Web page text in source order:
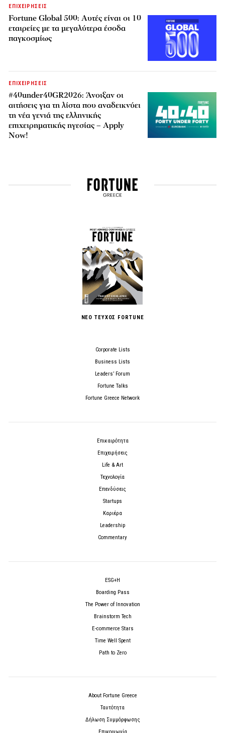
ΕΠΙΧΕΙΡΗΣΕΙΣ
Fortune Global 500: Αυτές είναι οι 10
εταιρείες με τα μεγαλύτερα έσοδα
παγκοσμίως
ΕΠΙΧΕΙΡΗΣΕΙΣ
#40under40GR2026: Άνοιξαν οι
αιτήσεις για τη λίστα που αναδεικνύει
τη νέα γενιά της ελληνικής
επιχειρηματικής ηγεσίας – Apply
Now!
ΝΕΟ ΤΕΥΧΟΣ FORTUNE
Corporate Lists
Business Lists
Leaders’ Forum
Fortune Talks
Fortune Greece Network
Επικαιρότητα
Επιχειρήσεις
Life & Art
Τεχνολογία
Επενδύσεις
Startups
Καριέρα
Leadership
Commentary
ESG+H
Boarding Pass
The Power of Innovation
Brainstorm Tech
E-commerce Stars
Time Well Spent
Path to Zero
About Fortune Greece
Ταυτότητα
Δήλωση Συμμόρφωσης